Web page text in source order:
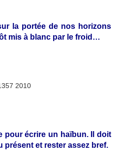
la portée de nos horizons
mis à blanc par le froid…
pour écrire un haïbun. Il doit
présent et rester assez bref.